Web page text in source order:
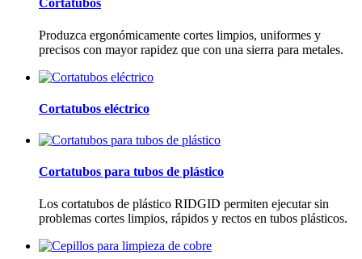
Cortatubos
Produzca ergonómicamente cortes limpios, uniformes y
precisos con mayor rapidez que con una sierra para metales.
Cortatubos eléctrico
Cortatubos para tubos de plástico
Los cortatubos de plástico RIDGID permiten ejecutar sin
problemas cortes limpios, rápidos y rectos en tubos plásticos.